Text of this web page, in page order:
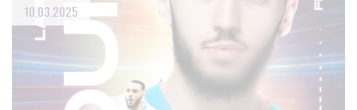
10.03.2025